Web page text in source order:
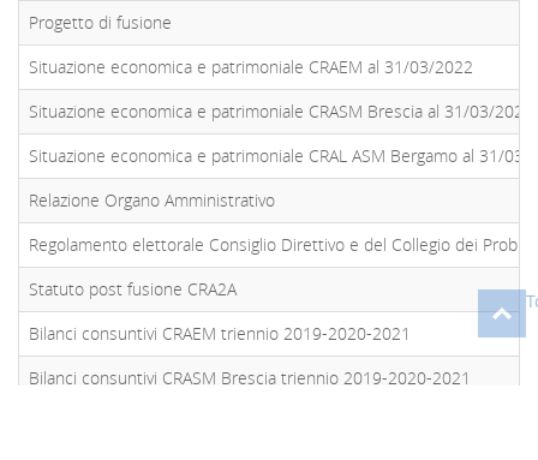
Progetto di fusione
Situazione economica e patrimoniale CRAEM al 31/03/2022
Situazione economica e patrimoniale CRASM Brescia al 31/03/2022
Situazione economica e patrimoniale CRAL ASM Bergamo al 31/03/
Relazione Organo Amministrativo
Regolamento elettorale Consiglio Direttivo e del Collegio dei
Statuto post fusione CRA2A
Bilanci consuntivi CRAEM triennio 2019-2020-2021
Bilanci consuntivi CRASM Brescia triennio 2019-2020-2021